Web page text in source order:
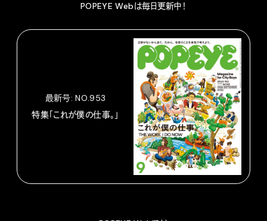
POPEYE Webは毎日更新中！
最新号: NO.953
特集「これが僕の仕事。」